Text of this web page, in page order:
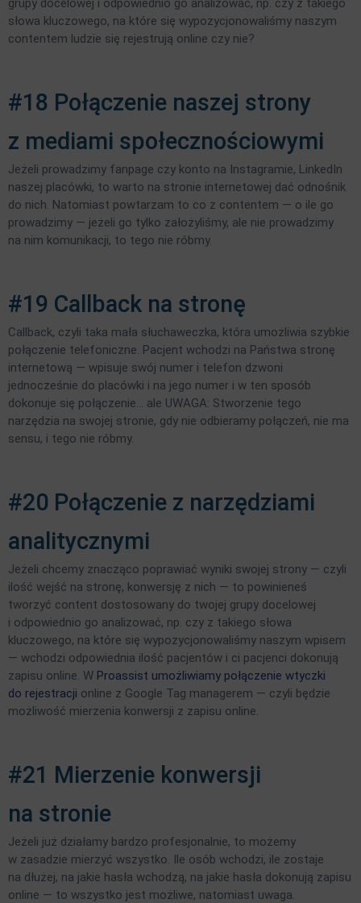
słowa kluczowego, na które się wypozycjonowaliśmy naszym
contentem ludzie się rejestrują online czy nie?
#18 Połączenie naszej strony
z mediami społecznościowymi
Jeżeli prowadzimy fanpage czy konto na Instagramie, LinkedIn
naszej placówki, to warto na stronie internetowej dać odnośnik
do nich. Natomiast powtarzam to co z contentem — o ile go
prowadzimy — jeżeli go tylko założyliśmy, ale nie prowadzimy
na nim komunikacji, to tego nie róbmy.
#19 Callback na stronę
Callback, czyli taka mała słuchaweczka, która umożliwia szybkie
połączenie telefoniczne. Pacjent wchodzi na Państwa stronę
internetową — wpisuje swój numer i telefon dzwoni
jednocześnie do placówki i na jego numer i w ten sposób
dokonuje się połączenie… ale UWAGA: Stworzenie tego
narzędzia na swojej stronie, gdy nie odbieramy połączeń, nie ma
sensu, i tego nie róbmy.
#20 Połączenie z narzędziami
analitycznymi
Jeżeli chcemy znacząco poprawiać wyniki swojej strony — czyli
ilość wejść na stronę, konwersję z nich — to powinieneś
tworzyć content dostosowany do twojej grupy docelowej
i odpowiednio go analizować, np. czy z takiego słowa
kluczowego, na które się wypozycjonowaliśmy naszym wpisem
— wchodzi odpowiednia ilość pacjentów i ci pacjenci dokonują
zapisu online. W Proassist umożliwiamy połączenie wtyczki
do rejestracji online z Google Tag managerem — czyli będzie
możliwość mierzenia konwersji z zapisu online.
#21 Mierzenie konwersji
na stronie
Jeżeli już działamy bardzo profesjonalnie, to możemy
w zasadzie mierzyć wszystko. Ile osób wchodzi, ile zostaje
na dłużej, na jakie hasła wchodzą, na jakie hasła dokonują zapisu
online — to wszystko jest możliwe, natomiast uwaga.